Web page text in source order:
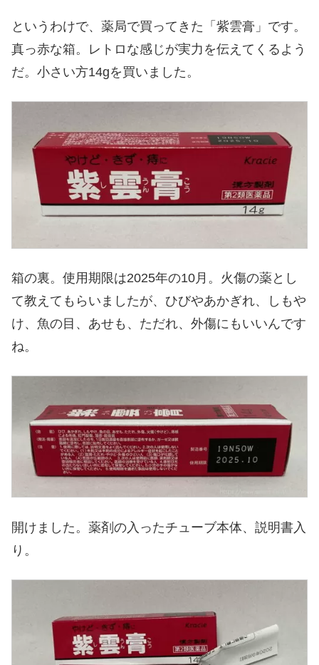
というわけで、薬局で買ってきた「紫雲膏」です。
真っ赤な箱。レトロな感じが実力を伝えてくるよう
だ。小さい方14gを買いました。
箱の裏。使用期限は2025年の10月。火傷の薬とし
て教えてもらいましたが、ひびやあかぎれ、しもや
け、魚の目、あせも、ただれ、外傷にもいいんです
ね。
開けました。薬剤の入ったチューブ本体、説明書入
り。